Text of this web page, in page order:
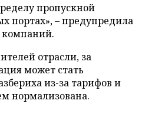
пропускной
портах», – предупредила
компаний.
отрасли, за
может стать
из-за тарифов и
нормализована.